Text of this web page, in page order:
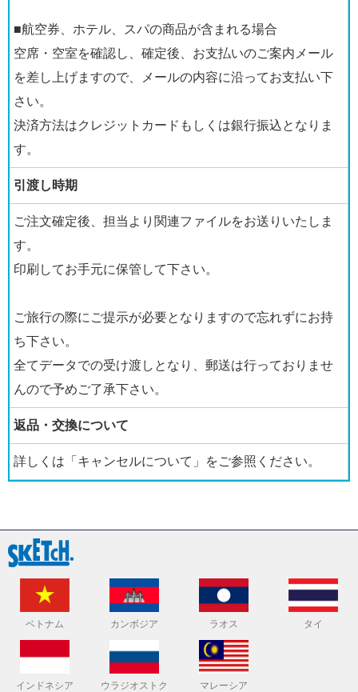
■航空券、ホテル、スパの商品が含まれる場合
空席・空室を確認し、確定後、お支払いのご案内メール
を差し上げますので、メールの内容に沿ってお支払い下
さい。
決済方法はクレジットカードもしくは銀行振込となりま
す。
引渡し時期
ご注文確定後、担当より関連ファイルをお送りいたしま
す。
印刷してお手元に保管して下さい。
ご旅行の際にご提示が必要となりますので忘れずにお持
ち下さい。
全てデータでの受け渡しとなり、郵送は行っておりませ
んので予めご了承下さい。
返品・交換について
詳しくは「キャンセルについて」をご参照ください。
ベトナム カンボジア ラオス タイ
インドネシア
ウラジオストク
マレーシア